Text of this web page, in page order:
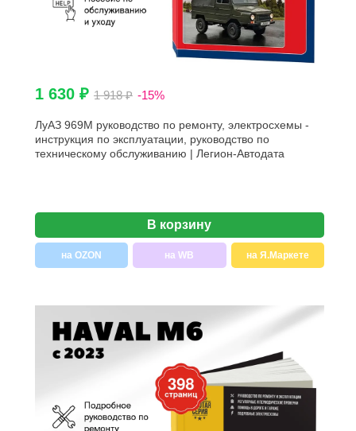
1 630 ₽ 1 918 ₽ -15%
ЛуАЗ 969М руководство по ремонту, электросхемы -
инструкция по эксплуатации, руководство по
техническому обслуживанию | Легион-Автодата
В корзину
на OZON на WB на Я.Маркете